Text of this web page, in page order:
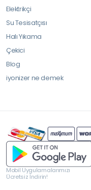
Elektrikçi
Su Tesisatçısı
Halı Yıkama
Çekici
Blog
iyonizer ne demek
Mobil Uygulamalarımızı
Ücretsiz İndirin!